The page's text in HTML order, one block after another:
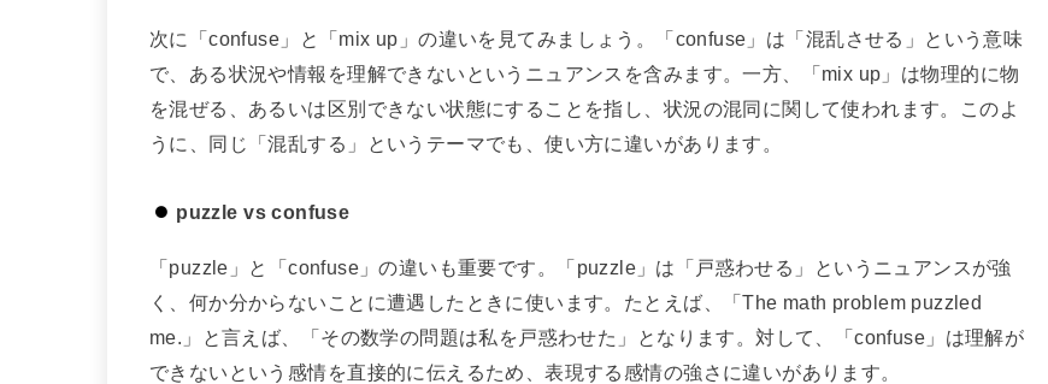
次に「confuse」と「mix up」の違いを見てみましょう。「confuse」は「混乱させる」という意味
で、ある状況や情報を理解できないというニュアンスを含みます。一方、「mix up」は物理的に物
を混ぜる、あるいは区別できない状態にすることを指し、状況の混同に関して使われます。このよ
うに、同じ「混乱する」というテーマでも、使い方に違いがあります。
puzzle vs confuse
「puzzle」と「confuse」の違いも重要です。「puzzle」は「戸惑わせる」というニュアンスが強
く、何か分からないことに遭遇したときに使います。たとえば、「The math problem puzzled
me.」と言えば、「その数学の問題は私を戸惑わせた」となります。対して、「confuse」は理解が
できないという感情を直接的に伝えるため、表現する感情の強さに違いがあります。